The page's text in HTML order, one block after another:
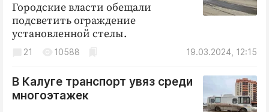
Городские власти обещали
подсветить ограждение
установленной стелы.
19.03.2024, 12:15
21 10588
В Калуге транспорт увяз среди
многоэтажек